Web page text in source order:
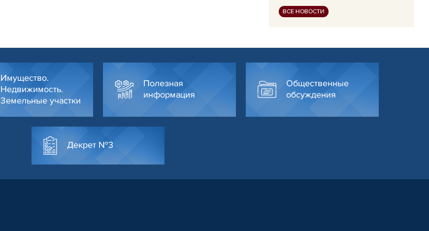
ВСЕ НОВОСТИ
Имущество.
Недвижимость.
Земельные участки
Полезная
информация
Общественные
обсуждения
Декрет №3